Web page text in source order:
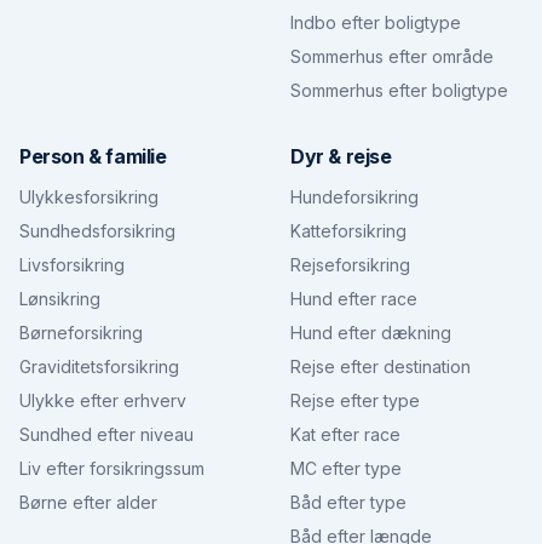
Indbo efter boligtype
Sommerhus efter område
Sommerhus efter boligtype
Person & familie
Ulykkesforsikring
Sundhedsforsikring
Livsforsikring
Lønsikring
Børneforsikring
Graviditetsforsikring
Ulykke efter erhverv
Sundhed efter niveau
Liv efter forsikringssum
Børne efter alder
Dyr & rejse
Hundeforsikring
Katteforsikring
Rejseforsikring
Hund efter race
Hund efter dækning
Rejse efter destination
Rejse efter type
Kat efter race
MC efter type
Båd efter type
Båd efter længde